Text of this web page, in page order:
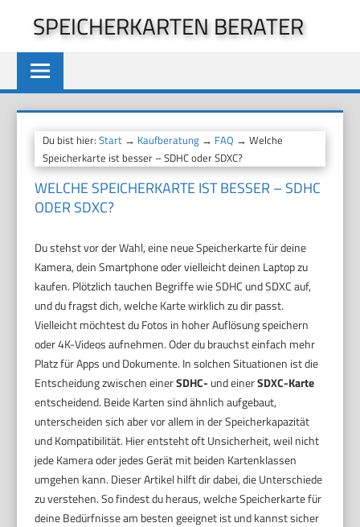
springen
SPEICHERKARTEN BERATER
Du bist hier:Start → Kaufberatung → FAQ → Welche
Speicherkarte ist besser – SDHC oder SDXC?
WELCHE SPEICHERKARTE IST BESSER – SDHC
ODER SDXC?
Du stehst vor der Wahl, eine neue Speicherkarte für deine
Kamera, dein Smartphone oder vielleicht deinen Laptop zu
kaufen. Plötzlich tauchen Begriffe wie SDHC und SDXC auf,
und du fragst dich, welche Karte wirklich zu dir passt.
Vielleicht möchtest du Fotos in hoher Auflösung speichern
oder 4K-Videos aufnehmen. Oder du brauchst einfach mehr
Platz für Apps und Dokumente. In solchen Situationen ist die
Entscheidung zwischen einerSDHC- und einerSDXC-Karte
entscheidend. Beide Karten sind ähnlich aufgebaut,
unterscheiden sich aber vor allem in der Speicherkapazität
und Kompatibilität. Hier entsteht oft Unsicherheit, weil nicht
jede Kamera oder jedes Gerät mit beiden Kartenklassen
umgehen kann. Dieser Artikel hilft dir dabei, die Unterschiede
zu verstehen. So findest du heraus, welche Speicherkarte für
deine Bedürfnisse am besten geeignet ist und kannst sicher